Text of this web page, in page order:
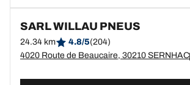
SARL WILLAU PNEUS
24.34 km 4.8/5(204)
4020 Route de Beaucaire, 30210 SERNHAC